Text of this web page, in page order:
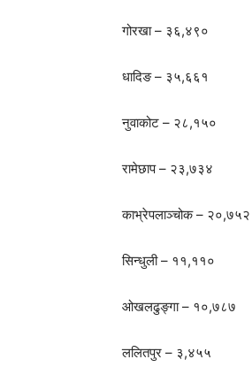
गोरखा – ३६,४९०
धादिङ – ३५,६६१
नुवाकोट – २८,१५०
रामेछाप – २३,७३४
काभ्रेपलाञ्चोक – २०,७५२
सिन्धुली – ११,११०
ओखलढुङ्गा – १०,७८७
ललितपुर – ३,४५५